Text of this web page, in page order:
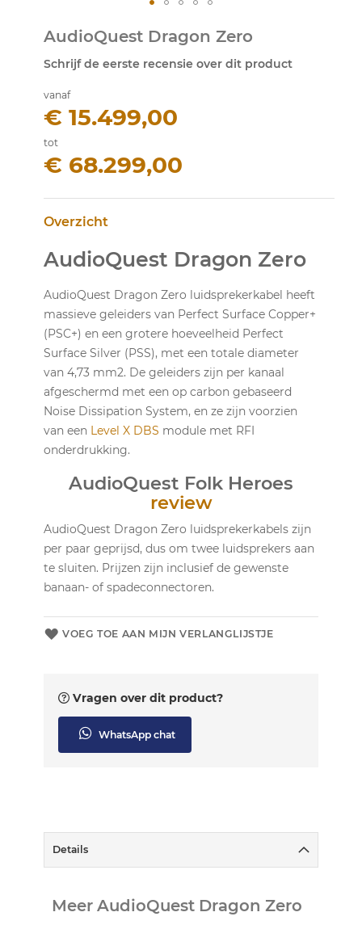
AudioQuest Dragon Zero
Schrijf de eerste recensie over dit product
vanaf
€ 15.499,00
tot
€ 68.299,00
Overzicht
AudioQuest Dragon Zero
AudioQuest Dragon Zero luidsprekerkabel heeft
massieve geleiders van Perfect Surface Copper+
(PSC+) en een grotere hoeveelheid Perfect
Surface Silver (PSS), met een totale diameter
van 4,73 mm2. De geleiders zijn per kanaal
afgeschermd met een op carbon gebaseerd
Noise Dissipation System, en ze zijn voorzien
van een Level X DBS module met RFI
onderdrukking.
AudioQuest Folk Heroes
review
AudioQuest Dragon Zero luidsprekerkabels zijn
per paar geprijsd, dus om twee luidsprekers aan
te sluiten. Prijzen zijn inclusief de gewenste
banaan- of spadeconnectoren.
VOEG TOE AAN MIJN VERLANGLIJSTJE
Vragen over dit product?
WhatsApp chat
naar
begin
de
afbeeldingen-
Details
Meer AudioQuest Dragon Zero